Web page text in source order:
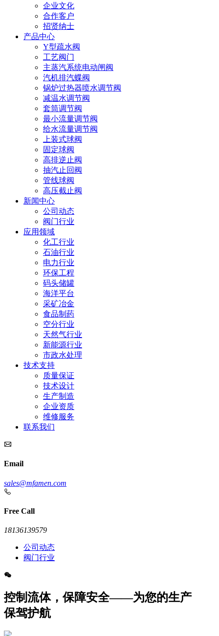
企业文化
合作客户
招贤纳士
产品中心
Y型疏水阀
工艺阀门
主蒸汽系统电动闸阀
汽机排汽蝶阀
锅炉过热器喷水调节阀
减温水调节阀
套筒调节阀
最小流量调节阀
给水流量调节阀
上装式球阀
固定球阀
高排逆止阀
抽汽止回阀
管线球阀
高压截止阀
新闻中心
公司动态
阀门行业
应用领域
化工行业
石油行业
电力行业
环保工程
码头储罐
海洋平台
采矿冶金
食品制药
空分行业
天然气行业
新能源行业
市政水处理
技术支持
质量保证
技术设计
生产制造
企业资质
维修服务
联系我们
Email
sales@mfamen.com
Free Call
18136139579
公司动态
阀门行业
控制流体，保障安全——为您的生产
保驾护航